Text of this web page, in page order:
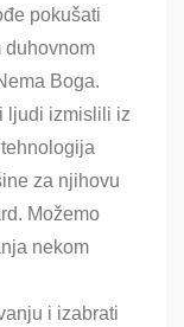
pokušati
duhovnom
Boga.
ljudi izmislili iz
za njihovu
Možemo
nekom
i izabrati